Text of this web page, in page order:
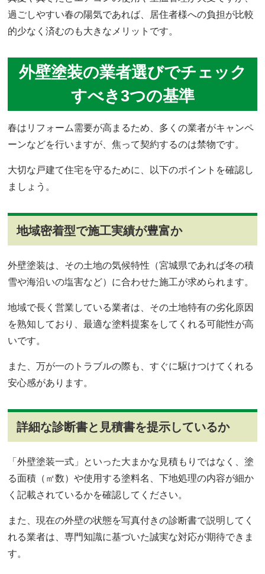
過ごしやすい春の陽気であれば、居住者様への負担が比較
的少なく済むのも大きなメリットです。
外壁塗装の業者選びでチェック
すべき3つの基準
春はリフォーム需要が高まるため、多くの業者がキャンペ
ーンなどを行いますが、焦って契約するのは禁物です。
大切な戸建て住宅を守るために、以下のポイントを確認し
ましょう。
地域密着型で施工実績が豊富か
外壁塗装は、その土地の気候特性（宮城県であれば冬の積
雪や海沿いの塩害など）に合わせた施工が求められます。
地域で長く営業している業者は、その土地特有の劣化原因
を熟知しており、最適な塗料提案をしてくれる可能性が高
いです。
また、万が一のトラブルの際も、すぐに駆けつけてくれる
安心感があります。
詳細な診断書と見積書を提示しているか
「外壁塗装一式」といった大まかな見積もりではなく、塗
る面積（㎡数）や使用する塗料名、下地処理の内容が細か
く記載されているかを確認してください。
また、現在の外壁の状態を写真付きの診断書で説明してく
れる業者は、専門知識に基づいた誠実な対応が期待できま
す。